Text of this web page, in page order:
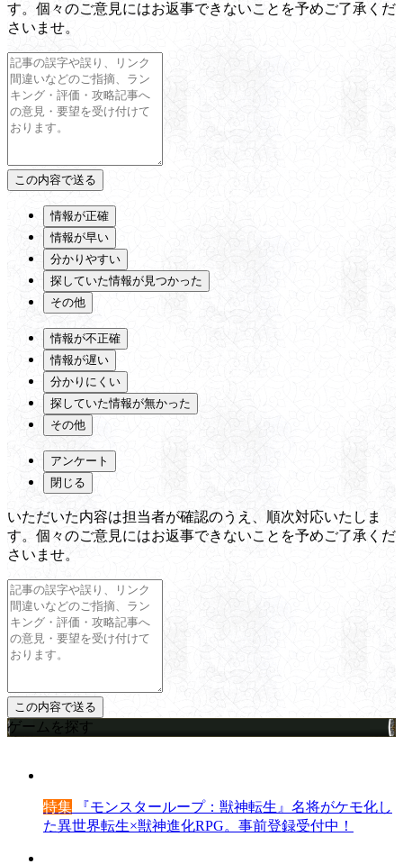
す。個々のご意見にはお返事できないことを予めご了承くだ
さいませ。
情報が正確
情報が早い
分かりやすい
探していた情報が見つかった
その他
情報が不正確
情報が遅い
分かりにくい
探していた情報が無かった
その他
アンケート
閉じる
いただいた内容は担当者が確認のうえ、順次対応いたしま
す。個々のご意見にはお返事できないことを予めご了承くだ
さいませ。
ゲームを探す
特集 『モンスターループ：獣神転生』名将がケモ化し
た異世界転生×獣神進化RPG。事前登録受付中！